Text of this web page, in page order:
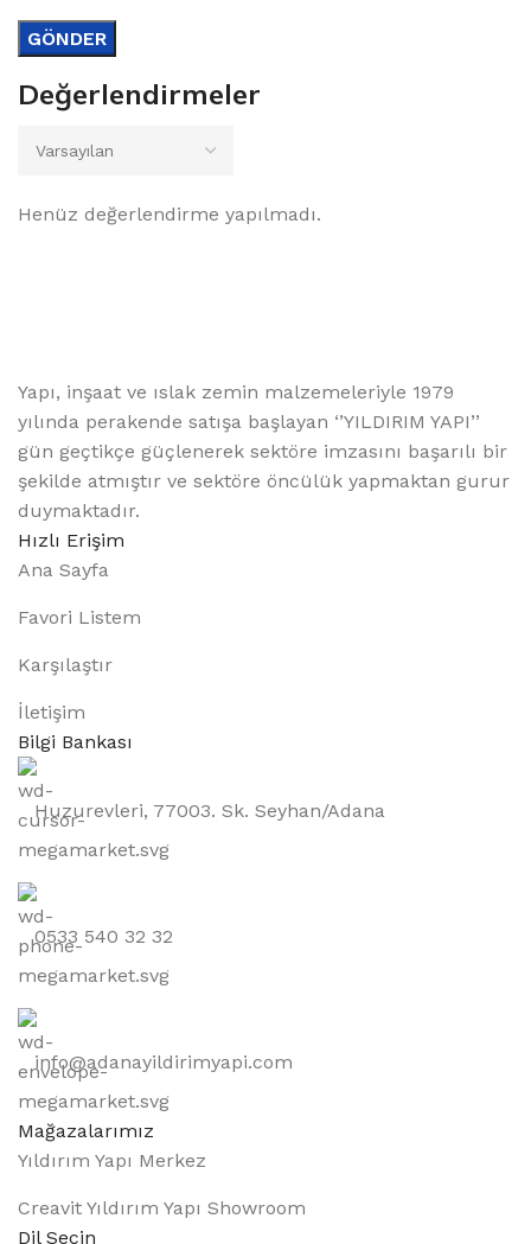
Değerlendirmeler
Henüz değerlendirme yapılmadı.
Yapı, inşaat ve ıslak zemin malzemeleriyle 1979
yılında perakende satışa başlayan ‘’YILDIRIM YAPI’’
gün geçtikçe güçlenerek sektöre imzasını başarılı bir
şekilde atmıştır ve sektöre öncülük yapmaktan gurur
duymaktadır.
Hızlı Erişim
Ana Sayfa
Favori Listem
Karşılaştır
İletişim
Bilgi Bankası
Huzurevleri, 77003. Sk. Seyhan/Adana
0533 540 32 32
info@adanayildirimyapi.com
Mağazalarımız
Yıldırım Yapı Merkez
Creavit Yıldırım Yapı Showroom
Dil Seçin